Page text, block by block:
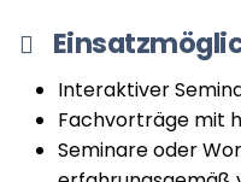
Interaktiver
Fachvorträge mit
Seminare oder